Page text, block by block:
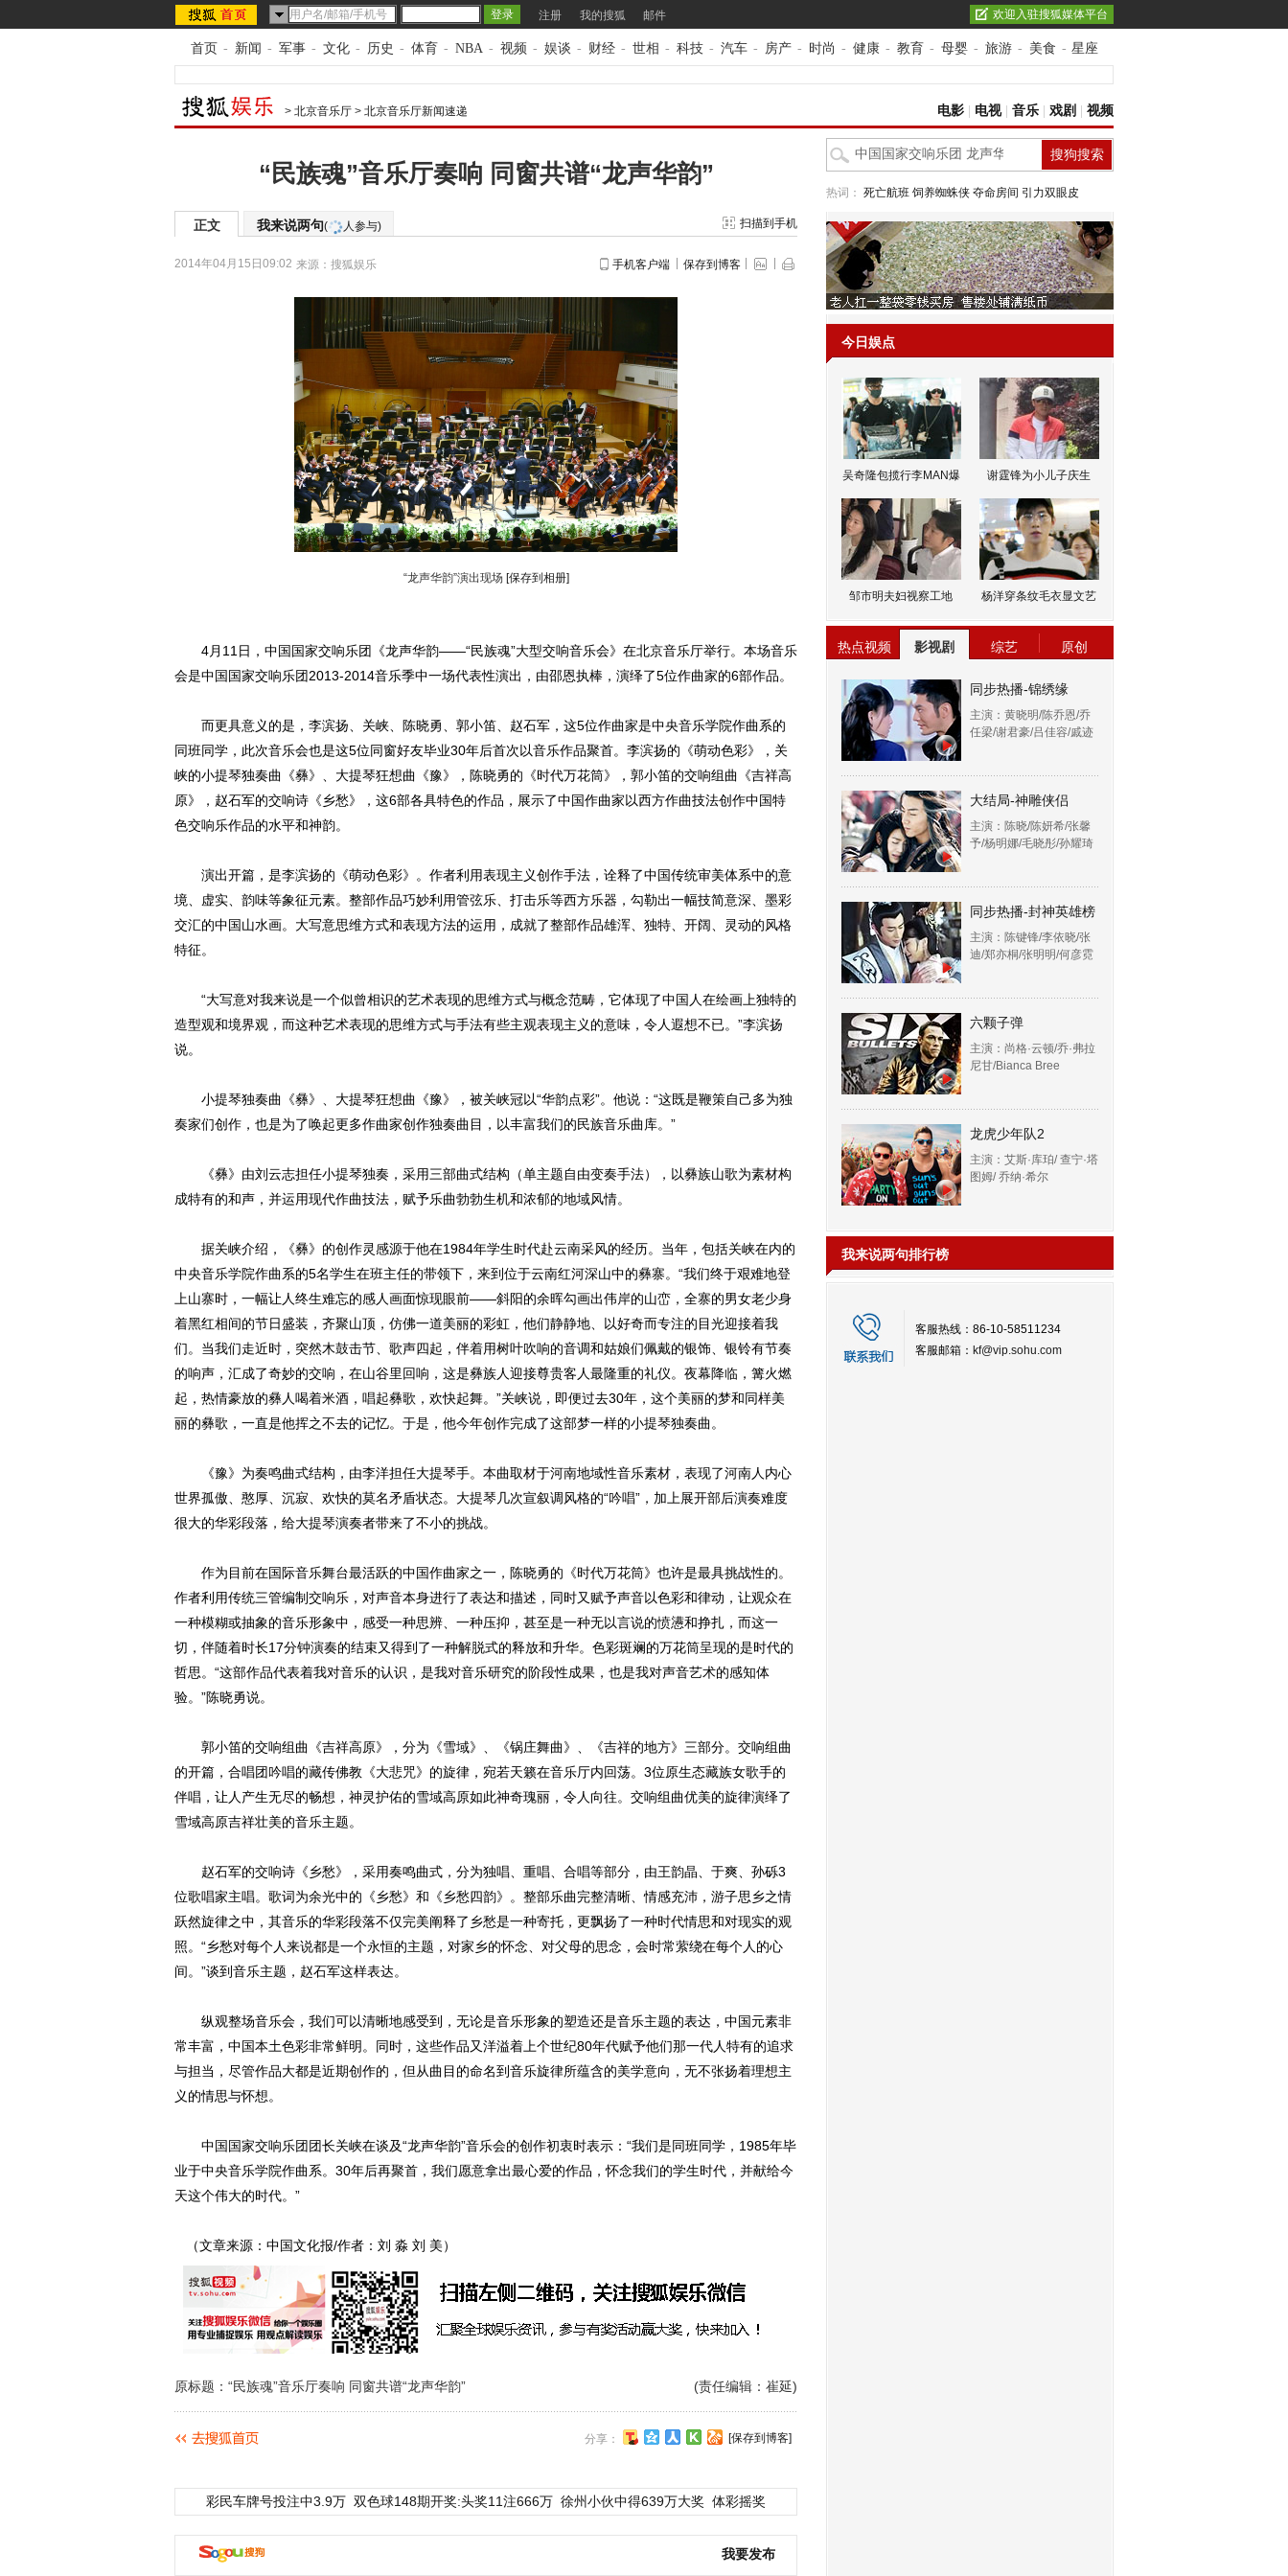
注册 我的搜狐 邮件 欢迎入驻搜狐媒体平台
首页 - 新闻 - 军事 - 文化 - 历史 - 体育 - NBA - 视频 - 娱谈 - 财经 - 世相 - 科技 - 汽车 - 房产 - 时尚 - 健康 - 教育 - 母婴 - 旅游 - 美食 - 星座
> 北京音乐厅 > 北京音乐厅新闻速递 电影 电视| 音乐 戏剧 视频
“民族魂”音乐厅奏响 同窗共谱“龙声华韵”
正文 我来说两句( 人参与) 扫描到手机
2014年04月15日09:02 来源： 搜狐娱乐 手机客户端 保存到博客
“龙声华韵”演出现场 [保存到相册]
4月11日，中国国家交响乐团《龙声华韵——“民族魂”大型交响音乐会》在北京音乐厅举行。本场音乐
会是中国国家交响乐团2013-2014音乐季中一场代表性演出，由邵恩执棒，演绎了5位作曲家的6部作品。
而更具意义的是，李滨扬、关峡、陈晓勇、郭小笛、赵石军，这5位作曲家是中央音乐学院作曲系的
同班同学，此次音乐会也是这5位同窗好友毕业30年后首次以音乐作品聚首。李滨扬的《萌动色彩》，关
峡的小提琴独奏曲《彝》、大提琴狂想曲《豫》，陈晓勇的《时代万花筒》，郭小笛的交响组曲《吉祥高
原》，赵石军的交响诗《乡愁》，这6部各具特色的作品，展示了中国作曲家以西方作曲技法创作中国特
色交响乐作品的水平和神韵。
演出开篇，是李滨扬的《萌动色彩》。作者利用表现主义创作手法，诠释了中国传统审美体系中的意
境、虚实、韵味等象征元素。整部作品巧妙利用管弦乐、打击乐等西方乐器，勾勒出一幅技简意深、墨彩
交汇的中国山水画。大写意思维方式和表现方法的运用，成就了整部作品雄浑、独特、开阔、灵动的风格
特征。
“大写意对我来说是一个似曾相识的艺术表现的思维方式与概念范畴，它体现了中国人在绘画上独特的
造型观和境界观，而这种艺术表现的思维方式与手法有些主观表现主义的意味，令人遐想不已。”李滨扬
说。
小提琴独奏曲《彝》、大提琴狂想曲《豫》，被关峡冠以“华韵点彩”。他说：“这既是鞭策自己多为独
奏家们创作，也是为了唤起更多作曲家创作独奏曲目，以丰富我们的民族音乐曲库。”
《彝》由刘云志担任小提琴独奏，采用三部曲式结构（单主题自由变奏手法），以彝族山歌为素材构
成特有的和声，并运用现代作曲技法，赋予乐曲勃勃生机和浓郁的地域风情。
据关峡介绍，《彝》的创作灵感源于他在1984年学生时代赴云南采风的经历。当年，包括关峡在内的
中央音乐学院作曲系的5名学生在班主任的带领下，来到位于云南红河深山中的彝寨。“我们终于艰难地登
上山寨时，一幅让人终生难忘的感人画面惊现眼前——斜阳的余晖勾画出伟岸的山峦，全寨的男女老少身
着黑红相间的节日盛装，齐聚山顶，仿佛一道美丽的彩虹，他们静静地、以好奇而专注的目光迎接着我
们。当我们走近时，突然木鼓击节、歌声四起，伴着用树叶吹响的音调和姑娘们佩戴的银饰、银铃有节奏
的响声，汇成了奇妙的交响，在山谷里回响，这是彝族人迎接尊贵客人最隆重的礼仪。夜幕降临，篝火燃
起，热情豪放的彝人喝着米酒，唱起彝歌，欢快起舞。”关峡说，即便过去30年，这个美丽的梦和同样美
丽的彝歌，一直是他挥之不去的记忆。于是，他今年创作完成了这部梦一样的小提琴独奏曲。
《豫》为奏鸣曲式结构，由李洋担任大提琴手。本曲取材于河南地域性音乐素材，表现了河南人内心
世界孤傲、憨厚、沉寂、欢快的莫名矛盾状态。大提琴几次宣叙调风格的“吟唱”，加上展开部后演奏难度
很大的华彩段落，给大提琴演奏者带来了不小的挑战。
作为目前在国际音乐舞台最活跃的中国作曲家之一，陈晓勇的《时代万花筒》也许是最具挑战性的。
作者利用传统三管编制交响乐，对声音本身进行了表达和描述，同时又赋予声音以色彩和律动，让观众在
一种模糊或抽象的音乐形象中，感受一种思辨、一种压抑，甚至是一种无以言说的愤懑和挣扎，而这一
切，伴随着时长17分钟演奏的结束又得到了一种解脱式的释放和升华。色彩斑斓的万花筒呈现的是时代的
哲思。“这部作品代表着我对音乐的认识，是我对音乐研究的阶段性成果，也是我对声音艺术的感知体
验。”陈晓勇说。
郭小笛的交响组曲《吉祥高原》，分为《雪域》、《锅庄舞曲》、《吉祥的地方》三部分。交响组曲
的开篇，合唱团吟唱的藏传佛教《大悲咒》的旋律，宛若天籁在音乐厅内回荡。3位原生态藏族女歌手的
伴唱，让人产生无尽的畅想，神灵护佑的雪域高原如此神奇瑰丽，令人向往。交响组曲优美的旋律演绎了
雪域高原吉祥壮美的音乐主题。
赵石军的交响诗《乡愁》，采用奏鸣曲式，分为独唱、重唱、合唱等部分，由王韵晶、于爽、孙砾3
位歌唱家主唱。歌词为余光中的《乡愁》和《乡愁四韵》。整部乐曲完整清晰、情感充沛，游子思乡之情
跃然旋律之中，其音乐的华彩段落不仅完美阐释了乡愁是一种寄托，更飘扬了一种时代情思和对现实的观
照。“乡愁对每个人来说都是一个永恒的主题，对家乡的怀念、对父母的思念，会时常萦绕在每个人的心
间。”谈到音乐主题，赵石军这样表达。
纵观整场音乐会，我们可以清晰地感受到，无论是音乐形象的塑造还是音乐主题的表达，中国元素非
常丰富，中国本土色彩非常鲜明。同时，这些作品又洋溢着上个世纪80年代赋予他们那一代人特有的追求
与担当，尽管作品大都是近期创作的，但从曲目的命名到音乐旋律所蕴含的美学意向，无不张扬着理想主
义的情思与怀想。
中国国家交响乐团团长关峡在谈及“龙声华韵”音乐会的创作初衷时表示：“我们是同班同学，1985年毕
业于中央音乐学院作曲系。30年后再聚首，我们愿意拿出最心爱的作品，怀念我们的学生时代，并献给今
天这个伟大的时代。”
（文章来源：中国文化报/作者：刘 淼 刘 美）
(责任编辑：崔延)
原标题：“民族魂”音乐厅奏响 同窗共谱“龙声华韵”
分享： [保存到博客]
彩民车牌号投注中3.9万 双色球148期开奖:头奖11注666万 徐州小伙中得639万大奖 体彩摇奖
我要发布
热词： 死亡航班 饲养蜘蛛侠 夺命房间 引力双眼皮
今日娱点
吴奇隆包揽行李MAN爆 谢霆锋为小儿子庆生
邹市明夫妇视察工地 杨洋穿条纹毛衣显文艺
热点视频 影视剧 综艺 原创
同步热播-锦绣缘
主演：黄晓明/陈乔恩/乔
任梁/谢君豪/吕佳容/戚迹
大结局-神雕侠侣
主演：陈晓/陈妍希/张馨
予/杨明娜/毛晓彤/孙耀琦
同步热播-封神英雄榜
主演：陈键锋/李依晓/张
迪/郑亦桐/张明明/何彦霓
六颗子弹
主演：尚格·云顿/乔·弗拉
尼甘/Bianca Bree
龙虎少年队2
主演：艾斯·库珀/ 查宁·塔
图姆/ 乔纳·希尔
我来说两句排行榜
客服热线：86-10-58511234
客服邮箱： kf@vip.sohu.com